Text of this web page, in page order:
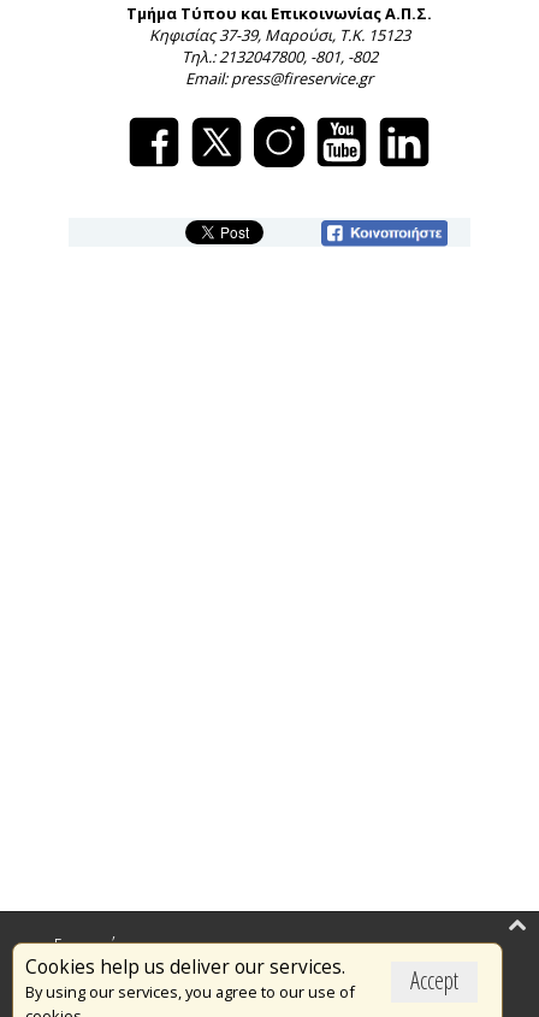
Τμήμα Τύπου και Επικοινωνίας Α.Π.Σ.
Κηφισίας 37-39, Μαρούσι, Τ.Κ. 15123
Τηλ.: 2132047800, -801, -802
Email: press@fireservice.gr
Accept
Cookies help us deliver our services.
By using our services, you agree to our use of
Επικαιρότητα
Το Πυροσβεστικό Σώμα